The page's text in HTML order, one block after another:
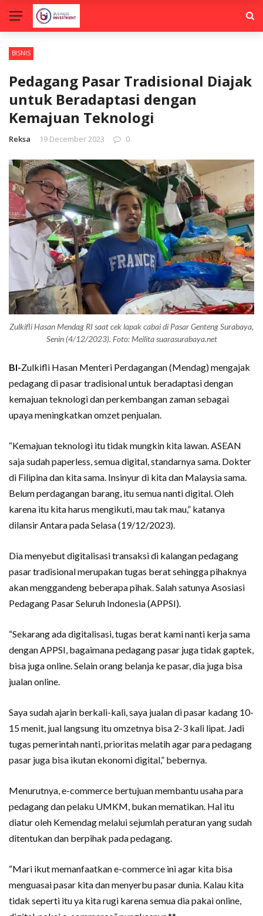
BISNIS
Pedagang Pasar Tradisional Diajak
untuk Beradaptasi dengan
Kemajuan Teknologi
Reksa 19 December 2023 0
Zulkifli Hasan Mendag RI saat cek lapak cabai di Pasar Genteng Surabaya,
Senin (4/12/2023). Foto: Meilita suarasurabaya.net
BI-Zulkifli Hasan Menteri Perdagangan (Mendag) mengajak
pedagang di pasar tradisional untuk beradaptasi dengan
kemajuan teknologi dan perkembangan zaman sebagai
upaya meningkatkan omzet penjualan.
“Kemajuan teknologi itu tidak mungkin kita lawan. ASEAN
saja sudah paperless, semua digital, standarnya sama. Dokter
di Filipina dan kita sama. Insinyur di kita dan Malaysia sama.
Belum perdagangan barang, itu semua nanti digital. Oleh
karena itu kita harus mengikuti, mau tak mau,” katanya
dilansir Antara pada Selasa (19/12/2023).
Dia menyebut digitalisasi transaksi di kalangan pedagang
pasar tradisional merupakan tugas berat sehingga pihaknya
akan menggandeng beberapa pihak. Salah satunya Asosiasi
Pedagang Pasar Seluruh Indonesia (APPSI).
“Sekarang ada digitalisasi, tugas berat kami nanti kerja sama
dengan APPSI, bagaimana pedagang pasar juga tidak gaptek,
bisa juga online. Selain orang belanja ke pasar, dia juga bisa
jualan online.
Saya sudah ajarin berkali-kali, saya jualan di pasar kadang 10-
15 menit, jual langsung itu omzetnya bisa 2-3 kali lipat. Jadi
tugas pemerintah nanti, prioritas melatih agar para pedagang
pasar juga bisa ikutan ekonomi digital,” bebernya.
Menurutnya, e-commerce bertujuan membantu usaha para
pedagang dan pelaku UMKM, bukan mematikan. Hal itu
diatur oleh Kemendag melalui sejumlah peraturan yang sudah
ditentukan dan berpihak pada pedagang.
“Mari ikut memanfaatkan e-commerce ini agar kita bisa
menguasai pasar kita dan menyerbu pasar dunia. Kalau kita
tidak seperti itu ya kita rugi karena semua dia pakai online,